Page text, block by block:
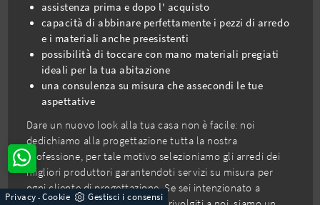
assistenza prima e dopo l' acquisto
capacità di abbinare perfettamente i pezzi di arredo
e i materiali anche preesistenti
possibilità di toccare con mano materiali pregiati
ideali per la tua abitazione
una consulenza su misura che assecondi le tue
aspettative
Dare un nuovo look alla tua casa non è facile: noi
dedichiamo alla progettazione tutta la nostra
professione, per tale motivo selezioniamo gli arredi dei
migliori produttori garantendoti servizi su misura per
ogni cliente di progettazione. Se sei intenzionato a
Privacy -Cookie Gestisci i consensi